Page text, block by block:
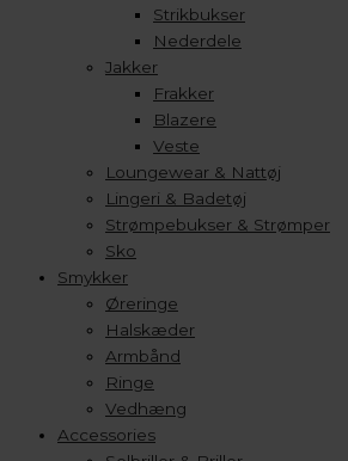
Strikbukser
Nederdele
Jakker
Frakker
Blazere
Veste
Loungewear & Nattøj
Lingeri & Badetøj
Strømpebukser & Strømper
Sko
Smykker
Øreringe
Halskæder
Armbånd
Ringe
Vedhæng
Accessories